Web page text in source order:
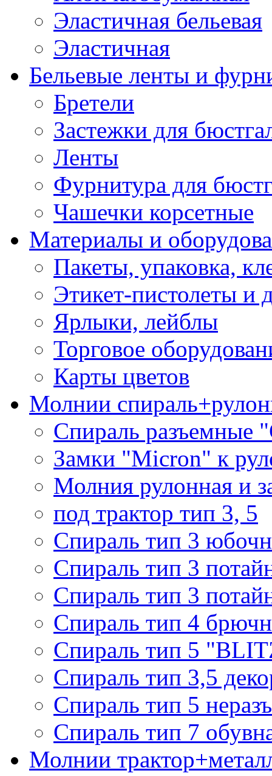
Эластичная бельевая
Эластичная
Бельевые ленты и
Бретели
Застежки для
Ленты
Фурнитура для
Чашечки корсетные
Материалы и
Пакеты, упаковка,
Этикет-пистолеты и
Ярлыки, лейблы
Торговое
Карты цветов
Молнии
Спираль разъемные
Замки "Micron" к
Молния рулонная и
под трактор тип 3, 5
Спираль тип 3
Спираль тип 3
Спираль тип 3
Спираль тип 4
Спираль тип 5
Спираль тип 3,5
Спираль тип 5
Спираль тип 7
Молнии